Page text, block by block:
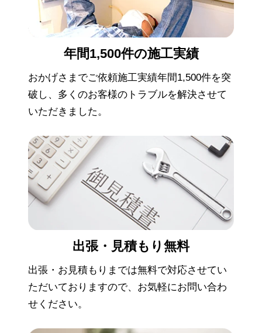
年間1,500件の施工実績
おかげさまでご依頼施工実績年間1,500件を突
破し、多くのお客様のトラブルを解決させて
いただきました。
出張・見積もり 無料
出張・お見積もりまでは無料で対応させてい
ただいておりますので、お気軽にお問い合わ
せください。